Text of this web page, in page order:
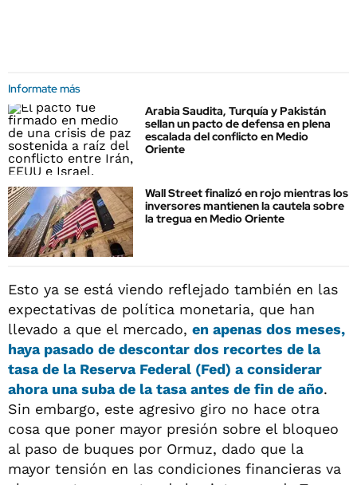
Informate más
Arabia Saudita, Turquía y Pakistán
sellan un pacto de defensa en plena
escalada del conflicto en Medio
Oriente
Wall Street finalizó en rojo mientras los
inversores mantienen la cautela sobre
la tregua en Medio Oriente
Esto ya se está viendo reflejado también en las
expectativas de política monetaria, que han
llevado a que el mercado, en apenas dos meses,
haya pasado de descontar dos recortes de la
tasa de la Reserva Federal (Fed) a considerar
ahora una suba de la tasa antes de fin de año.
Sin embargo, este agresivo giro no hace otra
cosa que poner mayor presión sobre el bloqueo
al paso de buques por Ormuz, dado que la
mayor tensión en las condiciones financieras va